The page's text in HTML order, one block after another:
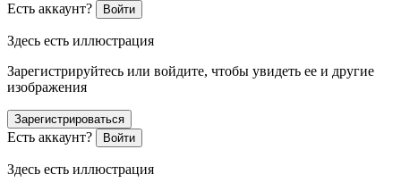
Есть аккаунт? Войти
Здесь есть иллюстрация
Зарегистрируйтесь или войдите, чтобы увидеть ее и другие
изображения
Зарегистрироваться
Есть аккаунт? Войти
Здесь есть иллюстрация